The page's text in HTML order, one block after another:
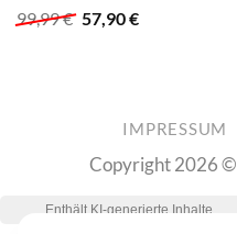
99,99€ Ursprünglicher
57,90€Aktueller
IMPRESSUM
Copyright 2026 ©